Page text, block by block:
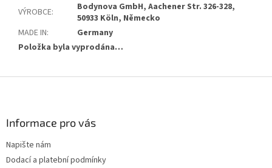
VÝROBCE:
Bodynova GmbH, Aachener Str. 326-328,
50933 Köln, Německo
MADE IN:
Germany
Položka byla vyprodána…
Informace pro vás
Napište nám
Dodací a platební podmínky